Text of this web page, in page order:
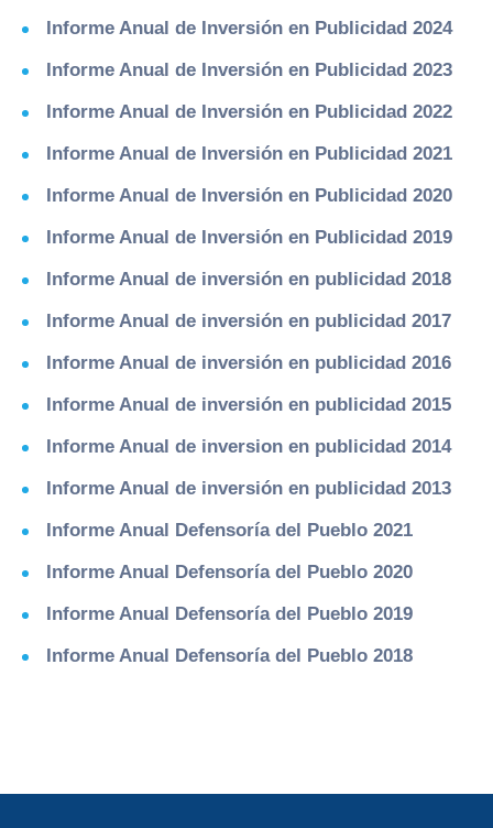
Informe Anual de Inversión en Publicidad 2024
Informe Anual de Inversión en Publicidad 2023
Informe Anual de Inversión en Publicidad 2022
Informe Anual de Inversión en Publicidad 2021
Informe Anual de Inversión en Publicidad 2020
Informe Anual de Inversión en Publicidad 2019
Informe Anual de inversión en publicidad 2018
Informe Anual de inversión en publicidad 2017
Informe Anual de inversión en publicidad 2016
Informe Anual de inversión en publicidad 2015
Informe Anual de inversion en publicidad 2014
Informe Anual de inversión en publicidad 2013
Informe Anual Defensoría del Pueblo 2021
Informe Anual Defensoría del Pueblo 2020
Informe Anual Defensoría del Pueblo 2019
Informe Anual Defensoría del Pueblo 2018